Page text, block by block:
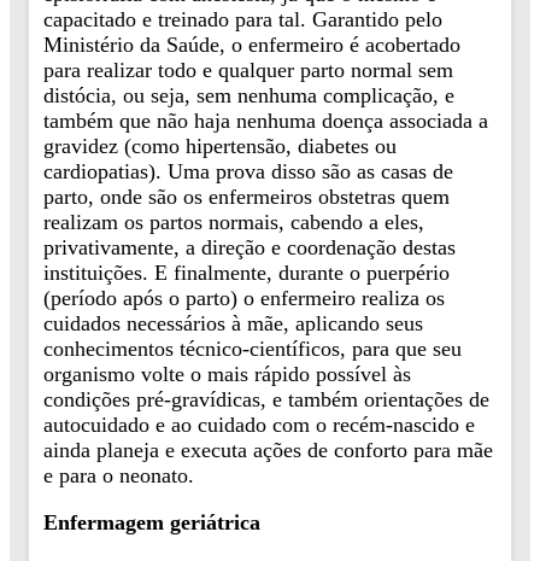
capacitado e treinado para tal. Garantido pelo
Ministério da Saúde, o enfermeiro é acobertado
para realizar todo e qualquer parto normal sem
distócia, ou seja, sem nenhuma complicação, e
também que não haja nenhuma doença associada a
gravidez (como hipertensão, diabetes ou
cardiopatias). Uma prova disso são as casas de
parto, onde são os enfermeiros obstetras quem
realizam os partos normais, cabendo a eles,
privativamente, a direção e coordenação destas
instituições. E finalmente, durante o puerpério
(período após o parto) o enfermeiro realiza os
cuidados necessários à mãe, aplicando seus
conhecimentos técnico-científicos, para que seu
organismo volte o mais rápido possível às
condições pré-gravídicas, e também orientações de
autocuidado e ao cuidado com o recém-nascido e
ainda planeja e executa ações de conforto para mãe
e para o neonato.
Enfermagem geriátrica